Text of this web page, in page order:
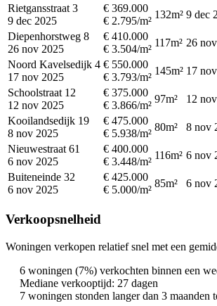
Rietgansstraat 3
9 dec 2025
€ 369.000
€ 2.795/m²
132m² 9 dec
Diepenhorstweg 8
26 nov 2025
€ 410.000
€ 3.504/m²
117m² 26
Noord Kavelsedijk 4
17 nov 2025
€ 550.000
€ 3.793/m²
145m² 17
Schoolstraat 12
12 nov 2025
€ 375.000
€ 3.866/m²
97m² 12
Kooilandsedijk 19
8 nov 2025
€ 475.000
€ 5.938/m²
80m² 8 nov
Nieuwestraat 61
6 nov 2025
€ 400.000
€ 3.448/m²
116m² 6 nov
Buiteneinde 32
6 nov 2025
€ 425.000
€ 5.000/m²
85m² 6 nov
Verkoopsnelheid
Woningen verkopen relatief snel met een
6 woningen (7%) verkochten binnen een
Mediane verkooptijd: 27 dagen
7 woningen stonden langer dan 3 maanden